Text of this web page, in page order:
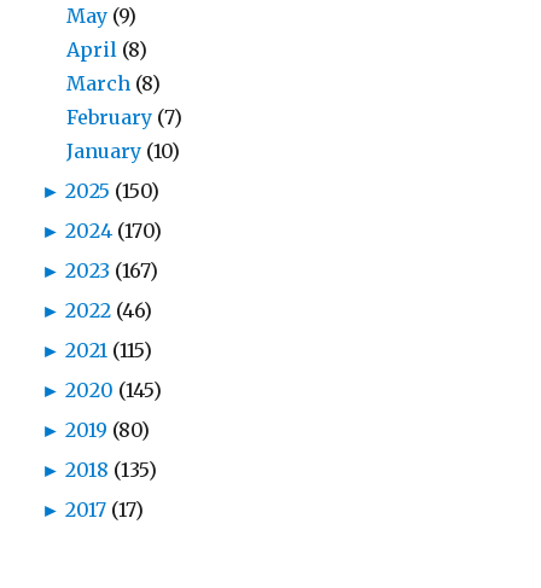
May (9)
April (8)
March (8)
February (7)
January (10)
► 2025 (150)
► 2024 (170)
► 2023 (167)
► 2022 (46)
► 2021 (115)
► 2020 (145)
► 2019 (80)
► 2018 (135)
► 2017 (17)